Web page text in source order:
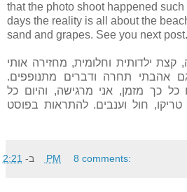
that the photo shoot happened
days the reality is all about the
sand and grapes. See you next post.
קצת ילדותית וחלומית, מחזירה אותי
אהבתי תחרה ודברים מתנופפים.
כך מזמן, אני מרגישה, והיום כל
חול וענבים. להתראות בפוסט
ב- 2:21 PM 8 comments: